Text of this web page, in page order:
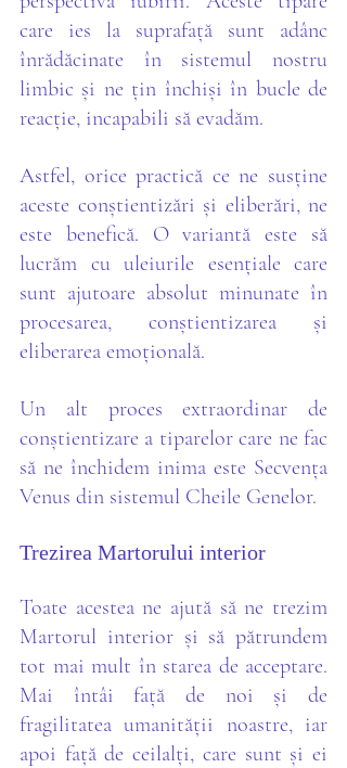
care ies la suprafață sunt adânc
înrădăcinate în sistemul nostru
limbic și ne țin închiși în bucle de
reacție, incapabili să evadăm.
Astfel, orice practică ce ne susține
aceste conștientizări și eliberări, ne
este benefică. O variantă este să
lucrăm cu uleiurile esențiale care
sunt ajutoare absolut minunate în
procesarea, conștientizarea și
eliberarea emoțională.
Un alt proces extraordinar de
conștientizare a tiparelor care ne fac
să ne închidem inima este Secvența
Venus din sistemul Cheile Genelor.
Trezirea Martorului interior
Toate acestea ne ajută să ne trezim
Martorul interior și să pătrundem
tot mai mult în starea de acceptare.
Mai întâi față de noi și de
fragilitatea umanității noastre, iar
apoi față de ceilalți, care sunt și ei